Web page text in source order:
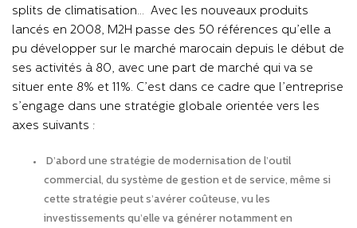
splits de climatisation… Avec les nouveaux produits
lancés en 2008, M2H passe des 50 références qu’elle a
pu développer sur le marché marocain depuis le début de
ses activités à 80, avec une part de marché qui va se
situer ente 8% et 11%. C’est dans ce cadre que l’entreprise
s’engage dans une stratégie globale orientée vers les
axes suivants :
D’abord une stratégie de modernisation de l’outil
commercial, du système de gestion et de service, même si
cette stratégie peut s’avérer coûteuse, vu les
investissements qu’elle va générer notamment en